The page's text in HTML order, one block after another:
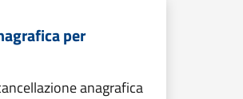
per
anagrafica